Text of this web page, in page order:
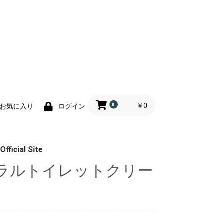
お気に入り ログイン 0 ￥0
Official Site
ルトイレットクリー